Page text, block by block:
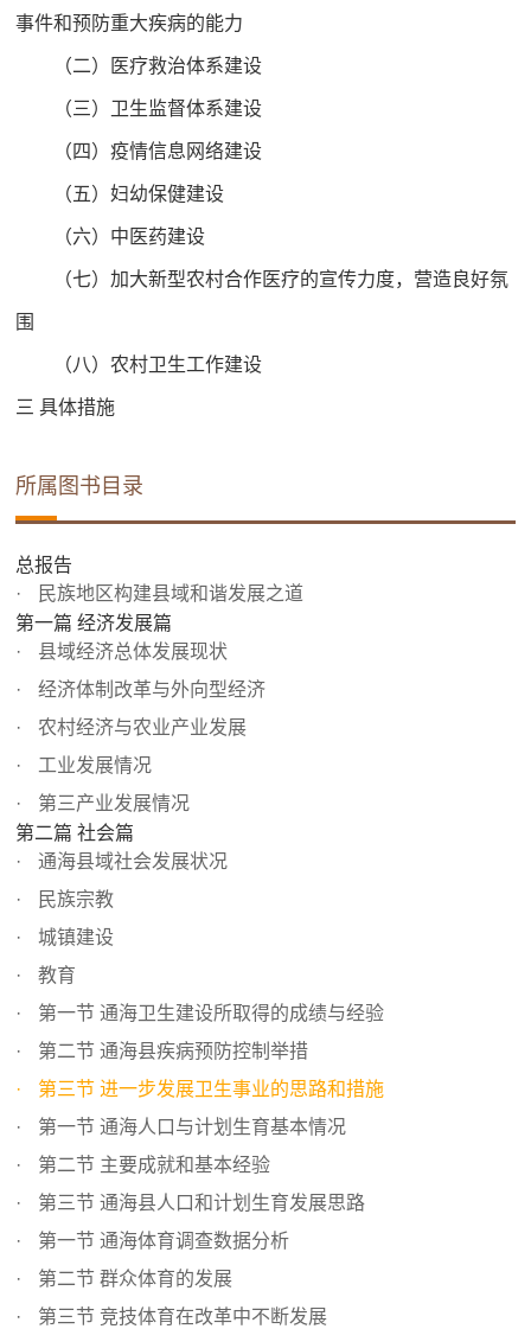
事件和预防重大疾病的能力
（二）医疗救治体系建设
（三）卫生监督体系建设
（四）疫情信息网络建设
（五）妇幼保健建设
（六）中医药建设
（七）加大新型农村合作医疗的宣传力度，营造良好氛
围
（八）农村卫生工作建设
三 具体措施
所属图书目录
总报告
民族地区构建县域和谐发展之道
第一篇 经济发展篇
县域经济总体发展现状
经济体制改革与外向型经济
农村经济与农业产业发展
工业发展情况
第三产业发展情况
第二篇 社会篇
通海县域社会发展状况
民族宗教
城镇建设
教育
第一节 通海卫生建设所取得的成绩与经验
第二节 通海县疾病预防控制举措
第三节 进一步发展卫生事业的思路和措施
第一节 通海人口与计划生育基本情况
第二节 主要成就和基本经验
第三节 通海县人口和计划生育发展思路
第一节 通海体育调查数据分析
第二节 群众体育的发展
第三节 竞技体育在改革中不断发展